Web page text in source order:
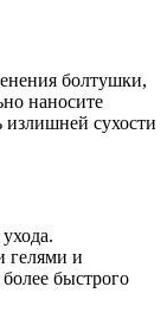
болтушки,
наносите
сухости
гелями и
быстрого